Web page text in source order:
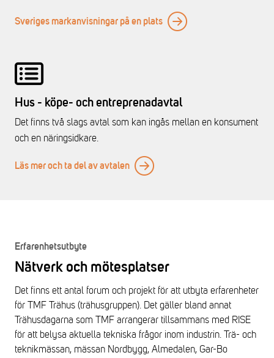
Sveriges markanvisningar på en plats
Hus - köpe- och entreprenadavtal
Det finns två slags avtal som kan ingås mellan en konsument
och en näringsidkare.
Läs mer och ta del av avtalen
Erfarenhetsutbyte
Nätverk och mötesplatser
Det finns ett antal forum och projekt för att utbyta erfarenheter
för TMF Trähus (trähusgruppen). Det gäller bland annat
Trähusdagarna som TMF arrangerar tillsammans med RISE
för att belysa aktuella tekniska frågor inom industrin. Trä- och
teknikmässan, mässan Nordbygg, Almedalen, Gar-Bo